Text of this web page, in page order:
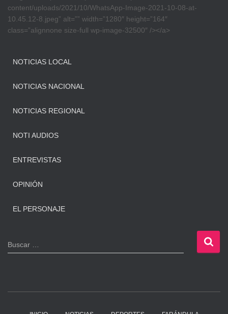
content/uploads/2021/10/WhatsApp-Image-2021-10-08-at-
10.45.12-8.jpeg” alt=”” width=”1280″ height=”164″
class=”alignnone size-full wp-image-32500″ /></a>
NOTICIAS LOCAL
NOTICIAS NACIONAL
NOTICIAS REGIONAL
NOTI AUDIOS
ENTREVISTAS
OPINIÓN
EL PERSONAJE
B
u
Buscar …